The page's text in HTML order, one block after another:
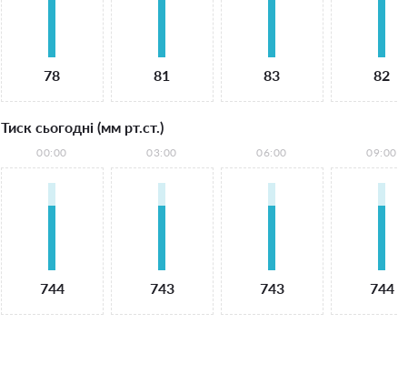
78 81 83 82
Тиск сьогодні (мм рт.ст.)
00:00
744
03:00
743
06:00
743
09:00
744